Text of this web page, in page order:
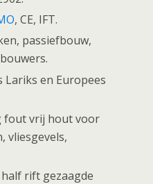
, CE, IFT.
passiefbouw,
Lariks en Europees
fout vrij hout voor
vliesgevels,
rift gezaagde